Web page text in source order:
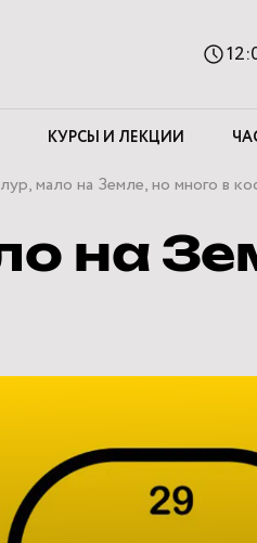
КУРСЫ И ЛЕКЦИИ
мало на Земле, но много в
на